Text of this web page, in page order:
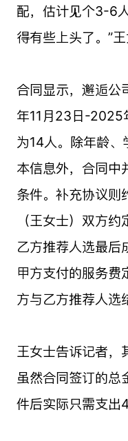
配，估计见个3-6
得有些上头了。”王
合同显示，邂逅
年11月23日-2025
为14人。除年龄
本信息外，合同中
条件。补充协议则
（王女士）双方
乙方推荐人选最后
甲方支付的服务费
方与乙方推荐人选
王女士告诉记者，
虽然合同签订的总
件后实际只需支出